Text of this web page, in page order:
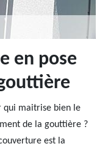
en pose
qui maitrise bien le
de la gouttière ?
est la